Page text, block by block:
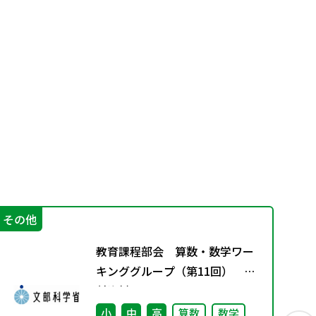
その他
教育課程部会 算数・数学ワー
キンググループ（第11回） 配
付資料